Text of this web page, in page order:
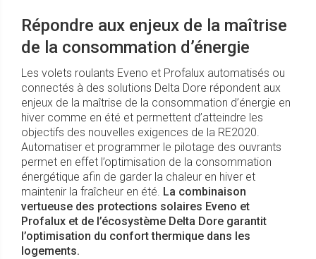
Répondre aux enjeux de la maîtrise
de la consommation d’énergie
Les volets roulants Eveno et Profalux automatisés ou
connectés à des solutions Delta Dore répondent aux
enjeux de la maîtrise de la consommation d’énergie en
hiver comme en été et permettent d’atteindre les
objectifs des nouvelles exigences de la RE2020.
Automatiser et programmer le pilotage des ouvrants
permet en effet l’optimisation de la consommation
énergétique afin de garder la chaleur en hiver et
maintenir la fraîcheur en été. La combinaison
vertueuse des protections solaires Eveno et
Profalux et de l’écosystème Delta Dore garantit
l’optimisation du confort thermique dans les
logements.